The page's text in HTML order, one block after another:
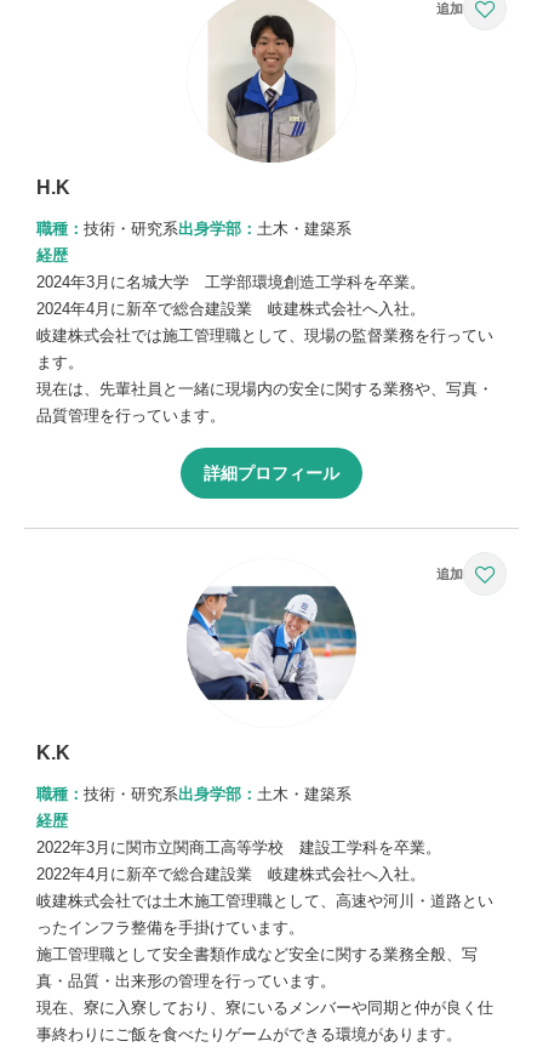
H.K
職種： 技術・研究系出身学部： 土木・建築系
経歴
2024年3月に名城大学 工学部環境創造工学科を卒業。
2024年4月に新卒で総合建設業 岐建株式会社へ入社。
岐建株式会社では施工管理職として、現場の監督業務を行ってい
ます。
現在は、先輩社員と一緒に現場内の安全に関する業務や、写真・
品質管理を行っています。
詳細プロフィール
K.K
職種： 技術・研究系出身学部： 土木・建築系
経歴
2022年3月に関市立関商工高等学校 建設工学科を卒業。
2022年4月に新卒で総合建設業 岐建株式会社へ入社。
岐建株式会社では土木施工管理職として、高速や河川・道路とい
ったインフラ整備を手掛けています。
施工管理職として安全書類作成など安全に関する業務全般、写
真・品質・出来形の管理を行っています。
現在、寮に入寮しており、寮にいるメンバーや同期と仲が良く仕
事終わりにご飯を食べたりゲームができる環境があります。